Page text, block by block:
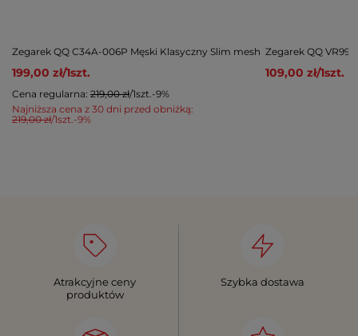
Zegarek QQ C34A-006P Męski Klasyczny Slim mesh
199,00 zł/1szt.
Najniższa cena z 30 dni przed obniżką:
219,00 zł/1szt. -9%
Cena regularna: 219,00 zł/1szt. -9%
Zegarek QQ
109,00 zł/1szt.
Atrakcyjne ceny
produktów
Szybka dostawa